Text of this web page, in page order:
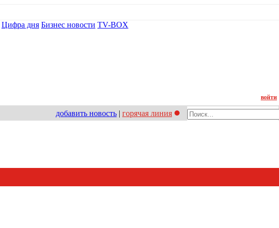
Цифра дня Бизнес новости TV-BOX
войти
добавить новость | горячая линия